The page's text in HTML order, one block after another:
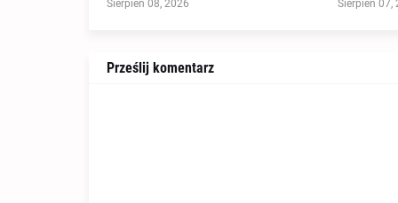
Sierpień 08, 2026 Sierpień 07,
Prześlij komentarz